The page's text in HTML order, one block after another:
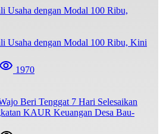
Usaha dengan Modal 100 Ribu, Kini
1970
Beri Tenggat 7 Hari Selesaikan
KAUR Keuangan Desa Bau-